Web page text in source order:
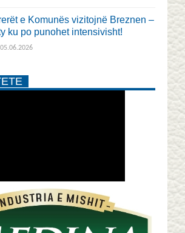
e Komunës vizitojnë Breznen –
ku po punohet intensivisht!
05.06.2026